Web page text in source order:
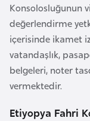
Konsolosluğunun
değerlendirme
içerisinde ikamet
vatandaşlık,
belgeleri, noter
vermektedir.
Etiyopya Fahri
B
a
h
r
e
y
n